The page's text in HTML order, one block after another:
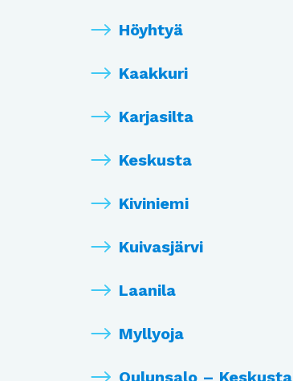
Höyhtyä
Kaakkuri
Karjasilta
Keskusta
Kiviniemi
Kuivasjärvi
Laanila
Myllyoja
Oulunsalo – Keskusta